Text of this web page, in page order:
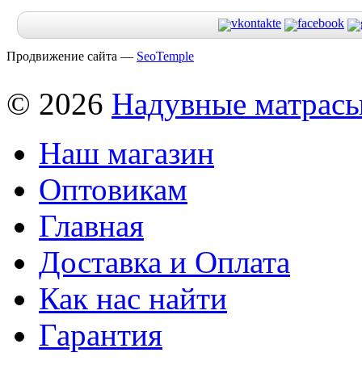
Продвижение сайта — SeoTemple
© 2026 Надувные
Наш магазин
Оптовикам
Главная
Доставка и Оплата
Как нас найти
Гарантия